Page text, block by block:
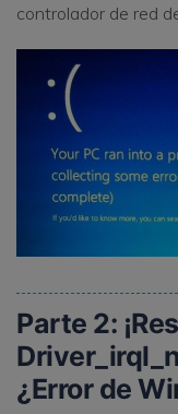
controlador de red
Parte 2:
¿Error de